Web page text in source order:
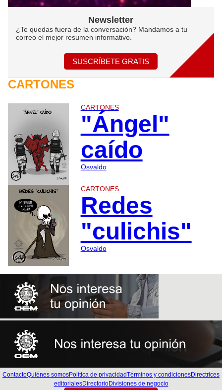
Newsletter
¿Te quedas fuera de la conversación? Mandamos a tu
correo el mejor resumen informativo.
SUSCRÍBETE GRATIS
CARTONES
CARTONES
"Ángel"
caído
Osvaldo
CARTONES
Redes
"culichis"
Osvaldo
ContactoQuiénes somosPolítica de privacidadTérminos y condicionesDirectrices
editorialesDirectorioDivisiones de negocio